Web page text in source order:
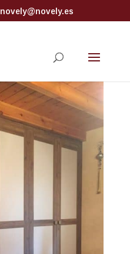
novely@novely.es